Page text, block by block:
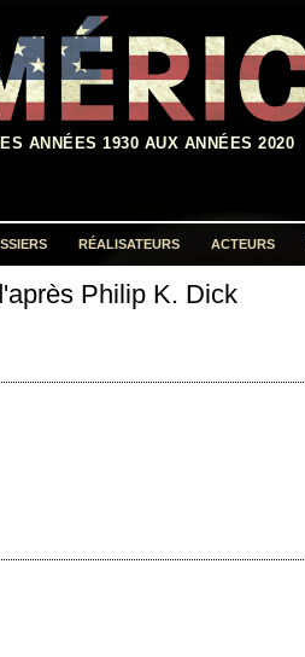
ANNÉES 1930 AUX ANNÉES 2020
RÉALISATEURS ACTEURS
Philip K. Dick